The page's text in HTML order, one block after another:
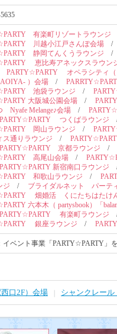
有楽町リゾートラウンジ
川越小江戸さんぽ会場 /
静岡てんくうラウンジ /
恵比寿アネックスラウン
PARTY☆PARTY オペラシティ（
）会場 /
池袋ラウンジ /
大阪城公園会場 /
Nyafe Melange♪会場 /
PARTY☆PARTY つくばラウンジ
岡山ラウンジ /
ス通りラウンジ /
PARTY☆PARTY 京都ラウンジ /
高尾山会場 /
PARTY☆PARTY 新宿南口ラウンジ
和歌山ラウンジ /
ジ / ブライダルネット パーテ
畑婚活 くにたちはたけ
六本木（ partysbook）「
PARTY☆PARTY 有楽町ラウンジ
銀座ラウンジ /
イベント事業「
口2F）会場 シャンクレー